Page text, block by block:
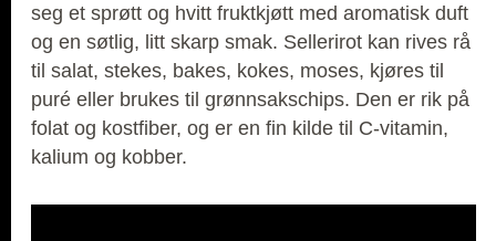
seg et sprøtt og hvitt fruktkjøtt med aromatisk duft
og en søtlig, litt skarp smak. Sellerirot kan rives rå
til salat, stekes, bakes, kokes, moses, kjøres til
puré eller brukes til grønnsakschips. Den er rik på
folat og kostfiber, og er en fin kilde til C-vitamin,
kalium og kobber.